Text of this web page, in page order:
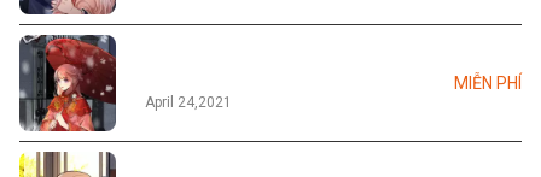
April 24,2021
MIỄN PHÍ